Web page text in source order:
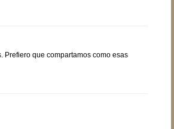
Prefiero que compartamos como esas